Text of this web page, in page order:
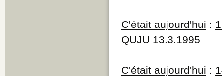
C'était aujourd'hui :
QUJU 13.3.1995
C'était aujourd'hui :